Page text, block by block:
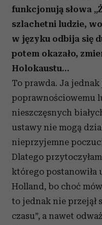
funkcjonują słowa
szlachetni ludzie,
w języku odbija się
potem okazało,
Holokaustu…
To prawda. Ja
poprawnościowemu
nieszczęsnych
ustawy nie mogą
nieprzyjemne
Dlatego
którego postanowiła
Holland, bo choć
to jednak nie przejął
czasu”, a nawet